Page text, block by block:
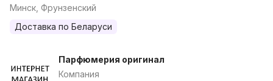
Минск, Фрунзенский
Доставка по Беларуси
Парфюмерия оригинал
Компания